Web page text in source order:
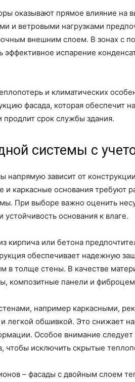
оказывают прямое влияние на
и ветровыми нагрузками
внешним слоем. В зонах с
эффективное испарение
и климатических
фасада, которая обеспечит
продлит срок службы здания.
системы с
напрямую зависит от
каркасные основания требуют
При выборе важно оценить
основания к влаге.
кирпича или бетона
обеспечивает надежную
в толще стены. В качестве
композитные панели и
например каркасными,
легкой обшивкой. Это снижает
Особое внимание следует
чтобы исключить скрытые
– фасады с двойным слоем